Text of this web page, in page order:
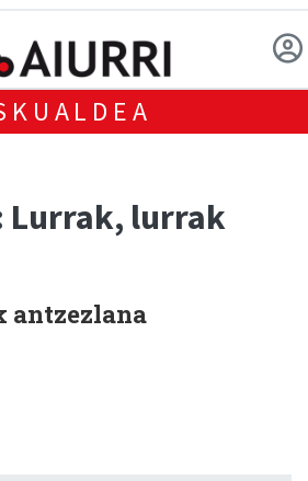
Lurrak, lurrak
antzezlana